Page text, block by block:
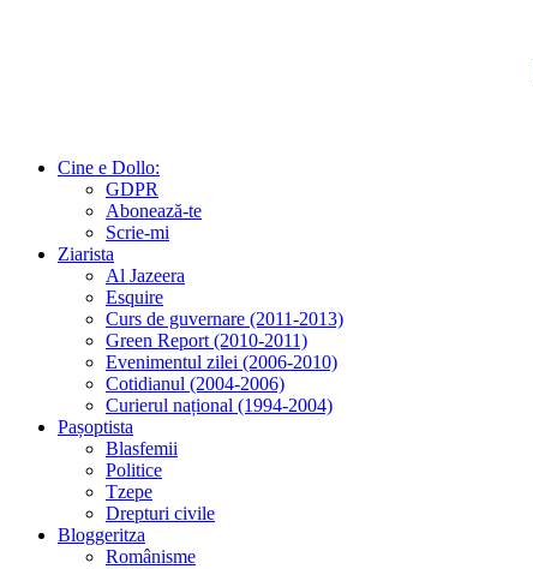
Cine e Dollo:
GDPR
Abonează-te
Scrie-mi
Ziarista
Al Jazeera
Esquire
Curs de guvernare (2011-2013)
Green Report (2010-2011)
Evenimentul zilei (2006-2010)
Cotidianul (2004-2006)
Curierul național (1994-2004)
Pașoptista
Blasfemii
Politice
Tzepe
Drepturi civile
Bloggeritza
Românisme